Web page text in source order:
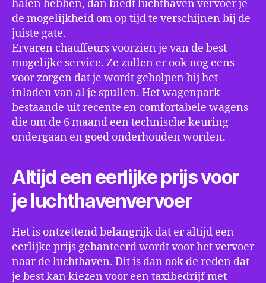
halen hebben, dan biedt luchthaven vervoer je
de mogelijkheid om op tijd te verschijnen bij de
juiste gate.
Ervaren chauffeurs voorzien je van de best
mogelijke service. Ze zullen er ook nog eens
voor zorgen dat je wordt geholpen bij het
inladen van al je spullen. Het wagenpark
bestaande uit recente en comfortabele wagens
die om de 6 maand een technische keuring
ondergaan en goed onderhouden worden.
Altijd een eerlijke prijs voor
je luchthavenvervoer
Het is ontzettend belangrijk dat er altijd een
eerlijke prijs gehanteerd wordt voor het vervoer
naar de luchthaven. Dit is dan ook de reden dat
je best kan kiezen voor een taxibedrijf met